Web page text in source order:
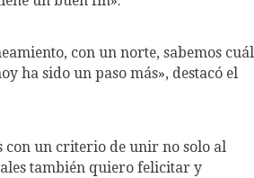
con un norte, sabemos cuál
ha sido un paso más», destacó el
con un criterio de unir no solo al
también quiero felicitar y